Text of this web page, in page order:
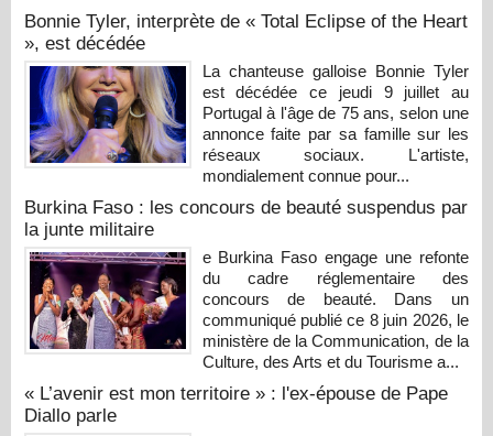
Bonnie Tyler, interprète de « Total Eclipse of the Heart
», est décédée
La chanteuse galloise Bonnie Tyler
est décédée ce jeudi 9 juillet au
Portugal à l'âge de 75 ans, selon une
annonce faite par sa famille sur les
réseaux sociaux. L'artiste,
mondialement connue pour...
Burkina Faso : les concours de beauté suspendus par
la junte militaire
e Burkina Faso engage une refonte
du cadre réglementaire des
concours de beauté. Dans un
communiqué publié ce 8 juin 2026, le
ministère de la Communication, de la
Culture, des Arts et du Tourisme a...
« L’avenir est mon territoire » : l'ex-épouse de Pape
Diallo parle